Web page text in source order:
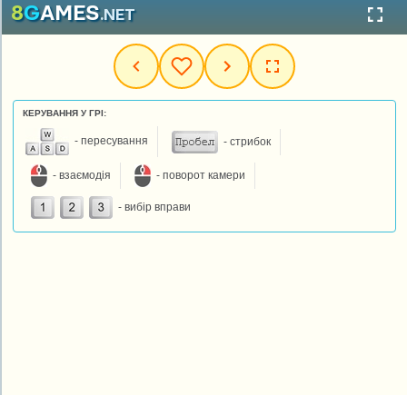
КЕРУВАННЯ У ГРІ:
- пересування - стрибок
- взаємодія - поворот камери
- вибір вправи